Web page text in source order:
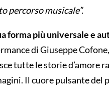
percorso musicale”.
forma più universale e
di Giuseppe
tutte le storie d’amore
Il cuore pulsante del